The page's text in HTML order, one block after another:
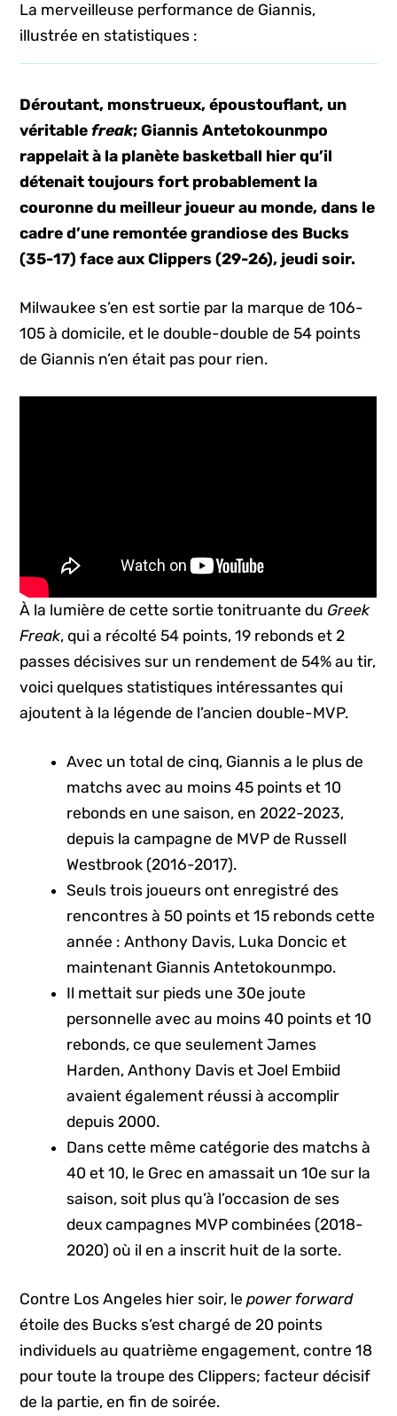
La merveilleuse performance de Giannis,
illustrée en statistiques :
Déroutant, monstrueux, époustouflant, un
véritablefreak; Giannis Antetokounmpo
rappelait à la planète basketball hier qu’il
détenait toujours fort probablement la
couronne du meilleur joueur au monde, dans le
cadre d’une remontée grandiose des Bucks
(35-17) face aux Clippers (29-26), jeudi soir.
Milwaukee s’en est sortie par la marque de 106-
105 à domicile, et le double-double de 54 points
de Giannis n’en était pas pour rien.
À la lumière de cette sortie tonitruante du Greek
Freak, qui a récolté 54 points, 19 rebonds et 2
passes décisives sur un rendement de 54% au tir,
voici quelques statistiques intéressantes qui
ajoutent à la légende de l’ancien double-MVP.
Avec un total de cinq, Giannis a le plus de
matchs avec au moins 45 points et 10
rebonds en une saison, en 2022-2023,
depuis la campagne de MVP de Russell
Westbrook (2016-2017).
Seuls trois joueurs ont enregistré des
rencontres à 50 points et 15 rebonds cette
année : Anthony Davis, Luka Doncic et
maintenant Giannis Antetokounmpo.
Il mettait sur pieds une 30e joute
personnelle avec au moins 40 points et 10
rebonds, ce que seulement James
Harden, Anthony Davis et Joel Embiid
avaient également réussi à accomplir
depuis 2000.
Dans cette même catégorie des matchs à
40 et 10, le Grec en amassait un 10e sur la
saison, soit plus qu’à l’occasion de ses
deux campagnes MVP combinées (2018-
2020) où il en a inscrit huit de la sorte.
Contre Los Angeles hier soir, lepower forward
étoile des Bucks s’est chargé de 20 points
individuels au quatrième engagement, contre 18
pour toute la troupe des Clippers; facteur décisif
de la partie, en fin de soirée.